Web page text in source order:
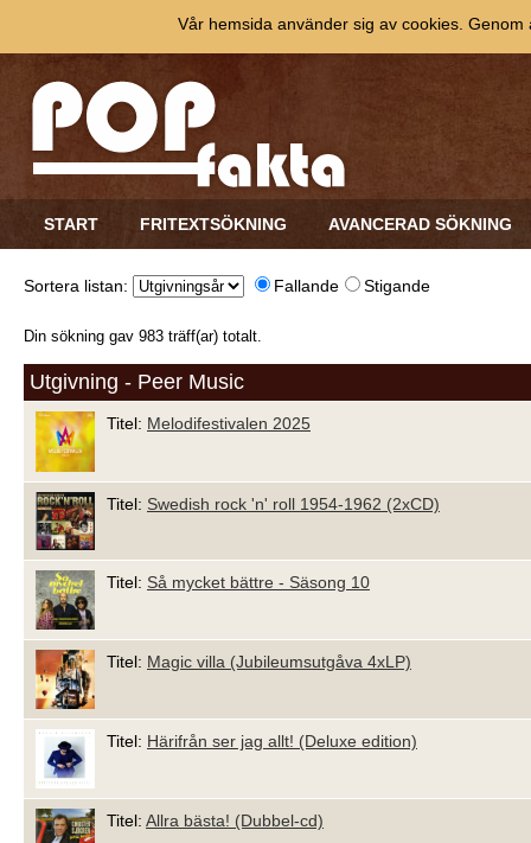
START FRITEXTSÖKNING AVANCERAD SÖKNING
Sortera listan: Fallande Stigande
Din sökning gav 983 träff(ar) totalt.
Utgivning - Peer Music
Titel: Melodifestivalen 2025
Titel: Swedish rock 'n' roll 1954-1962 (2xCD)
Titel: Så mycket bättre - Säsong 10
Titel: Magic villa (Jubileumsutgåva 4xLP)
Titel: Härifrån ser jag allt! (Deluxe edition)
Titel: Allra bästa! (Dubbel-cd)
Vår hemsida använder sig av cookies.